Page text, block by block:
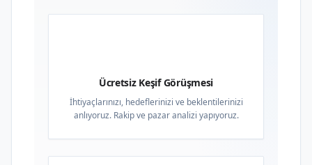
Ücretsiz Keşif Görüşmesi
İhtiyaçlarınızı, hedeflerinizi ve beklentilerinizi
anlıyoruz. Rakip ve pazar analizi yapıyoruz.